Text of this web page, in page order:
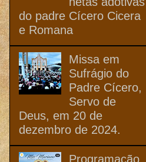
do padre Cícero Cicera
e Romana
Missa em
Sufrágio do
Padre Cícero,
Servo de
Deus, em 20 de
dezembro de 2024.
Programação